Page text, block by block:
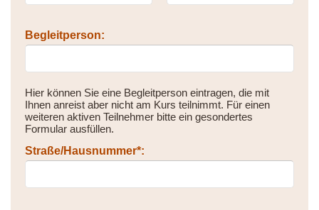
Begleitperson:
Hier können Sie eine Begleitperson eintragen, die mit
Ihnen anreist aber nicht am Kurs teilnimmt. Für einen
weiteren aktiven Teilnehmer bitte ein gesondertes
Formular ausfüllen.
Straße/Hausnummer*: